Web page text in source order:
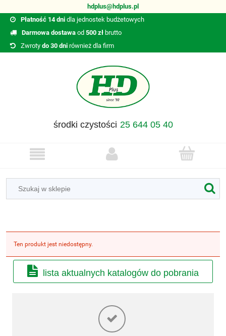
hdplus@hdplus.pl
Płatność 14 dni dla jednostek budżetowych
Darmowa dostawa od 500 zł brutto
Zwroty do 30 dni również dla firm
środki czystości 25 644 05 40
Ten produkt jest niedostępny.
lista aktualnych katalogów do pobrania